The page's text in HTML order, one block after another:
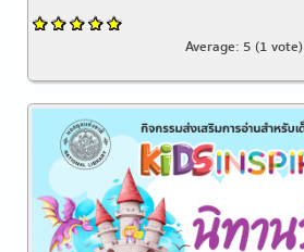
Average: 5 (1 vote)